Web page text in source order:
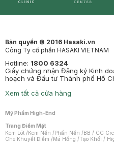
Bản quyền © 2016 Hasaki.vn
Công Ty cổ phần HASAKI VIETNAM
Hotline: 1800 6324
Giấy chứng nhận Đăng ký Kinh
hoạch và Đầu tư Thành phố Hồ
Xem tất cả cửa hàng
Mỹ Phẩm High-End
Trang Điểm Mặt
Kem Lót /Kem Nền /Phấn Nền /BB / CC
Che Khuyết Điểm /Má Hồng /Tạo Khối /